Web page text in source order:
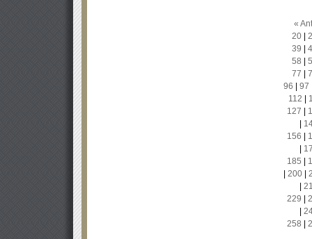
«
20|
39
58
77
96
97
112
127
156
185
200|
229
258